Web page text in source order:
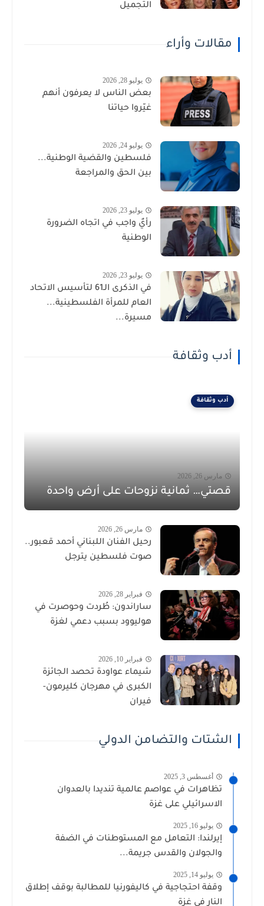
التجميل
مقالات وأراء
يوليو 28, 2026
بعض الناس لا يعرفون أنهم
غيّروا حياتنا
يوليو 24, 2026
فلسطين والقضية الوطنية...
بين الحق والمراجعة
يوليو 23, 2026
رأيٌ واجب في اتجاه الضرورة
الوطنية
يوليو 23, 2026
في الذكرى الـ61 لتأسيس الاتحاد
العام للمرأة الفلسطينية...
مسيرة...
أدب وثقافة
أدب وثقافة
مارس 26, 2026
قصتي… ثمانية نزوحات على أرض واحدة
مارس 26, 2026
رحيل الفنان اللبناني أحمد قعبور..
صوت فلسطين يترجل
فبراير 28, 2026
ساراندون: طُردت وحوصرت في
هوليوود بسبب دعمي لغزة
فبراير 10, 2026
شيماء عواودة تحصد الجائزة
الكبرى في مهرجان كليرمون-
فيران
الشتات والتضامن الدولي
أغسطس 3, 2025
تظاهرات في عواصم عالمية تنديدا بالعدوان
الاسرائيلي على غزة
يوليو 16, 2025
إيرلندا: التعامل مع المستوطنات في الضفة
والجولان والقدس جريمة...
يوليو 14, 2025
وقفة احتجاجية في كاليفورنيا للمطالبة بوقف إطلاق
النار في غزة